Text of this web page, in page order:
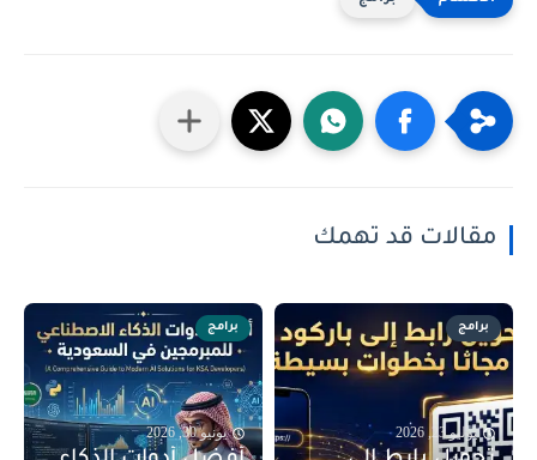
مقالات قد تهمك
برامج
يوليو 23, 2026
برامج
يونيو 30, 2026